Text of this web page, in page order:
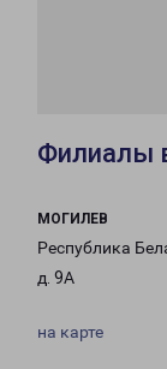
Филиалы
МОГИЛЕВ
Республика
д. 9А
на карте